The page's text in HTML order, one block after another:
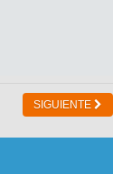
SIGUIENTE